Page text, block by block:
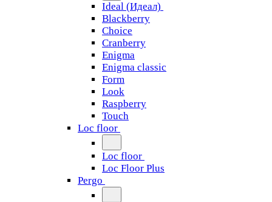
Ideal (Идеал)
Blackberry
Choice
Cranberry
Enigma
Enigma classic
Form
Look
Raspberry
Touch
Loc floor
Loc floor
Loc Floor Plus
Pergo